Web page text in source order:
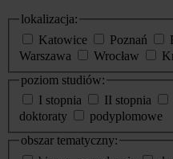
lokalizacja:
Katowice
Poznań
Warszawa
Wrocław
poziom studiów:
I stopnia
II stopnia
doktoraty
podyplomowe
obszar tematyczny: